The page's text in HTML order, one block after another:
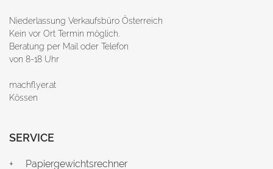
Niederlassung Verkaufsbüro Österreich
Kein vor Ort Termin möglich.
Beratung per Mail oder Telefon
von 8-18 Uhr
machflyer.at
Kössen
SERVICE
Papiergewichtsrechner